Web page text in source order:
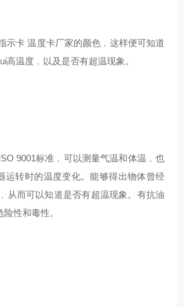
示卡 温度卡厂家的颜色﹐这样便可知道
高温度﹐以及是否有超温现象。
9001标准﹐可以测量气温和体温﹐也
运转时的温度变化。能够得出物体曾经
从而可以知道是否有超温现象。有抗油
性和毒性。